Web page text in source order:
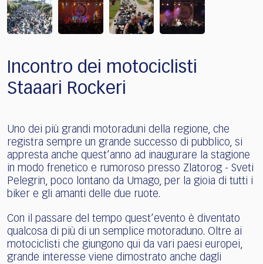
Incontro dei motociclisti
Staaari Rockeri
Uno dei più grandi motoraduni della regione, che
registra sempre un grande successo di pubblico, si
appresta anche quest’anno ad inaugurare la stagione
in modo frenetico e rumoroso presso Zlatorog - Sveti
Pelegrin, poco lontano da Umago, per la gioia di tutti i
biker e gli amanti delle due ruote.
Con il passare del tempo quest’evento è diventato
qualcosa di più di un semplice motoraduno. Oltre ai
motociclisti che giungono qui da vari paesi europei,
grande interesse viene dimostrato anche dagli